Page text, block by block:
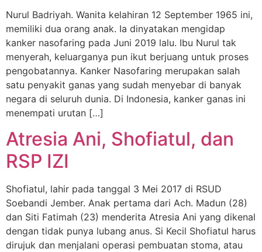
Nurul Badriyah. Wanita kelahiran 12 September 1965 ini,
memiliki dua orang anak. Ia dinyatakan mengidap
kanker nasofaring pada Juni 2019 lalu. Ibu Nurul tak
menyerah, keluarganya pun ikut berjuang untuk proses
pengobatannya. Kanker Nasofaring merupakan salah
satu penyakit ganas yang sudah menyebar di banyak
negara di seluruh dunia. Di Indonesia, kanker ganas ini
menempati urutan […]
Atresia Ani, Shofiatul, dan
RSP IZI
Shofiatul, lahir pada tanggal 3 Mei 2017 di RSUD
Soebandi Jember. Anak pertama dari Ach. Madun (28)
dan Siti Fatimah (23) menderita Atresia Ani yang dikenal
dengan tidak punya lubang anus. Si Kecil Shofiatul harus
dirujuk dan menjalani operasi pembuatan stoma, atau